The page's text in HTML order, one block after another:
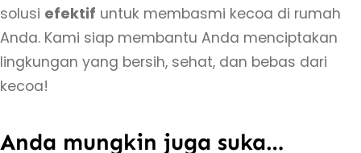
solusi efektif untuk membasmi kecoa di rumah
Anda. Kami siap membantu Anda menciptakan
lingkungan yang bersih, sehat, dan bebas dari
kecoa!
Anda mungkin juga suka…